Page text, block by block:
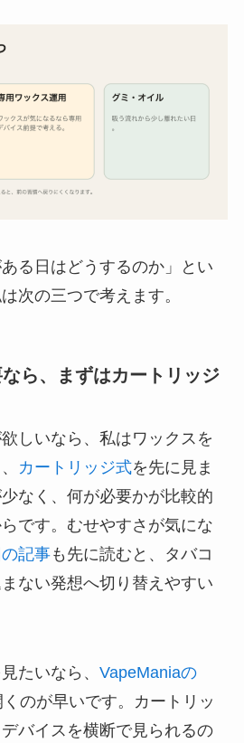
ある日はどうするのか」とい
次の三つで考えます。
ら、まずはカートリッジ
しいなら、私はワックスを
カートリッジ式を先に見ま
なく、何が必要かが比較的
です。むせやすさが気にな
記事も先に読むと、タバコ
ない発想へ切り替えやすい
たいなら、 VapeManiaの
くのが早いです。カートリッ
バイスを横断で見られるの